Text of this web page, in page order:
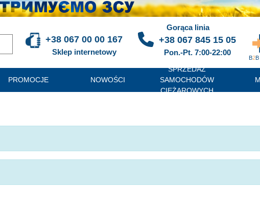
+38 067 00 00 167
Sklep internetowy
Gorąca linia
+38 067 845 15 05
Pon.-Pt. 7:00-22:00
B2B
PROMOCJE NOWOŚCI
SPRZEDAŻ
SAMOCHODÓW
CIĘŻAROWYCH